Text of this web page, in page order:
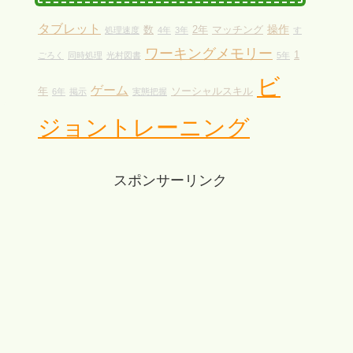
タブレット 処理速度 数 4年 3年 2年 マッチング 操作 す
ごろく 同時処理 光村図書 ワーキングメモリー 5年 1
年 6年 掲示 ゲーム 実態把握 ソーシャルスキル
ビ
ジョントレーニング
スポンサーリンク